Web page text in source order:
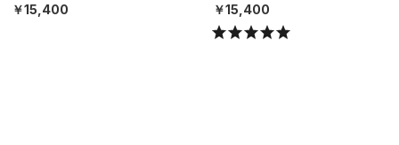
￥15,400 ￥15,400